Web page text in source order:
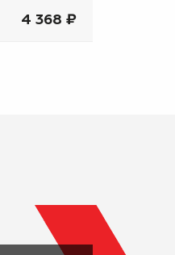
4 368 ₽